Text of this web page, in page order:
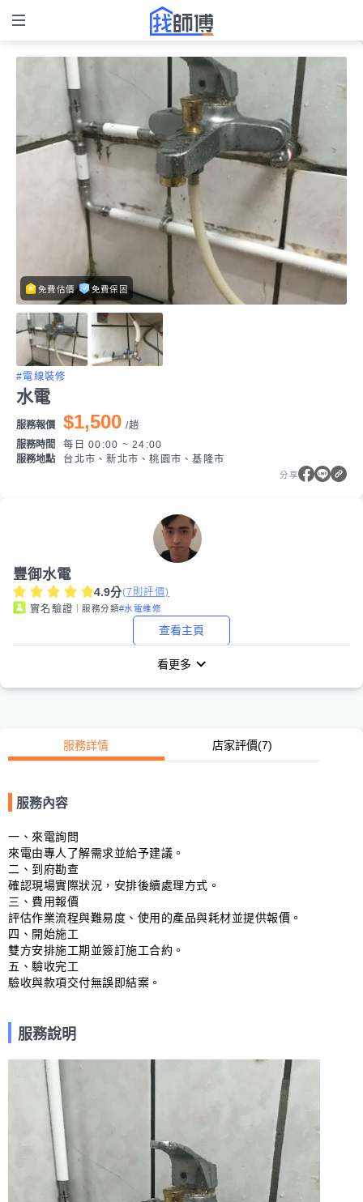
免費估價 免費保固
#電線裝修
水電
服務報價 $1,500 /趟
服務時間
每日 00:00 ~ 24:00
服務地點
台北市、新北市、桃園市、基隆市
分享
豐御水電
4.9分(7 則評價)
實名驗證 ｜服務分類#水電維修
查看主頁
看更多
服務詳情 店家評價(7)
服務內容
一、來電詢問
來電由專人了解需求並給予建議。
二、到府勘查
確認現場實際狀況，安排後續處理方式。
三、費用報價
評估作業流程與難易度、使用的產品與耗材並提供報價。
四、開始施工
雙方安排施工期並簽訂施工合約。
五、驗收完工
驗收與款項交付無誤即結案。
服務說明